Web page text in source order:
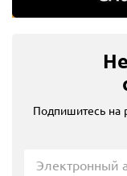
Подпишитесь на